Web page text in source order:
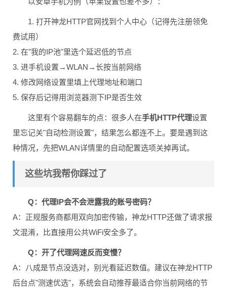
1. 打开神龙HTTP官网找到个人中心（记得先注册领免
费试用）
2. 在"我的IP池"里选个延迟低的节点
3. 进手机设置→WLAN→长按当前网络
4. 修改网络设置里填上代理地址和端口
5. 保存后记得用浏览器测下IP是否生效
这里有个容易翻车的点：很多人在手机HTTP代理设置
里忘记关"自动检测设置"，结果怎么都连不上。要是遇到这
种情况，先把WLAN详情里的自动配置选项关掉再试。
这些坑我帮你踩过了
Q：代理IP会不会泄露我的账号密码？
A：正规服务商都用双向加密传输，神龙HTTP还做了请求报
文混淆，比直接用公共WiFi安全多了。
Q：开了代理网速反而变慢？
A：八成是节点没选对，别光看延迟数值。建议在神龙HTTP
后台点"测速优选"，系统会自动推荐最适合你当前网络的节